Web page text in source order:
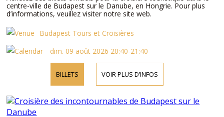
centre-ville de Budapest sur le Danube, en Hongrie. Pour plus
d’informations, veuillez visiter notre site web.
Budapest Tours et Croisières
dim. 09 août 2026 20:40-21:40
BILLETS VOIR PLUS D’INFOS